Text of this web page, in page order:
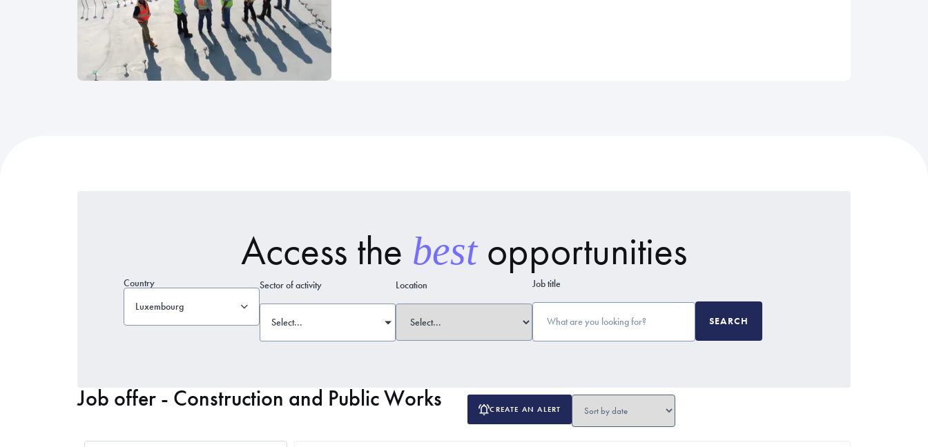
Access the bestopportunities
Country
Luxembourg
Sector of activity
Select...
Location Job title
SEARCH
Job offer - Construction and Public Works CREATE AN ALERT